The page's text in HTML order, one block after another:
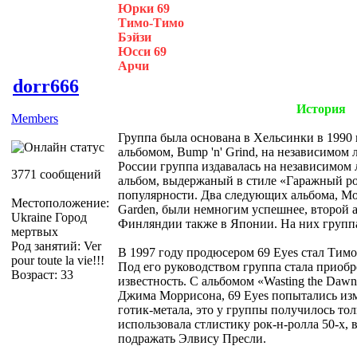
dorr666
Members
3771 сообщений
Местоположение:
Ukraine Город
мертвых
Род занятий: Ver
pour toute la vie!!!
Возраст: 33
Юрки 69
Тимо-Тимо
Бэйзи
Юсси 69
Арчи
История
Группа была основана в Хельсинки в
альбомом, Bump 'n' Grind, на независимом
России группа издавалась на
альбом, выдержаный в стиле «Гаражный
популярности. Два следующих альбома,
Garden, были немногим успешнее, второй
Финляндии также в Японии. На них группа
В 1997 году продюсером 69 Eyes стал
Под его руководством группа стала
известность. С альбомом «Wasting the
Джима Моррисона, 69 Eyes попытались
готик-метала, это у группы получилось
использовала стлистику рок-н-ролла 50-
подражать Элвису Пресли.